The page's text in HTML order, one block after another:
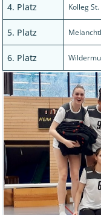
4. Platz Kolleg
5. Platz
6. Platz